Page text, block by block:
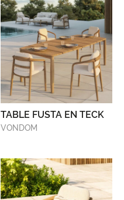
TABLE FUSTA EN TECK
VONDOM